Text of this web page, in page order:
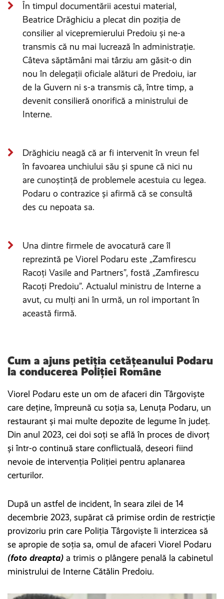
În timpul documentării acestui material,
Beatrice Drăghiciu a plecat din poziția de
consilier al vicepremierului Predoiu și ne-a
transmis că nu mai lucrează în administrație.
Câteva săptămâni mai târziu am găsit-o din
nou în delegații oficiale alături de Predoiu, iar
de la Guvern ni s-a transmis că, între timp, a
devenit consilieră onorifică a ministrului de
Interne.
Drăghiciu neagă că ar fi intervenit în vreun fel
în favoarea unchiului său și spune că nici nu
are cunoștință de problemele acestuia cu legea.
Podaru o contrazice și afirmă că se consultă
des cu nepoata sa.
Una dintre firmele de avocatură care îl
reprezintă pe Viorel Podaru este „Zamfirescu
Racoți Vasile and Partners”, fostă „Zamfirescu
Racoți Predoiu”. Actualul ministru de Interne a
avut, cu mulți ani în urmă, un rol important în
această firmă.
Cum a ajuns petiția cetățeanului Podaru
la conducerea Poliției Române
Viorel Podaru este un om de afaceri din Târgoviște
care deține, împreună cu soția sa, Lenuța Podaru, un
restaurant și mai multe depozite de legume în județ.
Din anul 2023, cei doi soți se află în proces de divorț
și într-o continuă stare conflictuală, deseori fiind
nevoie de intervenția Poliției pentru aplanarea
certurilor.
După un astfel de incident, în seara zilei de 14
decembrie 2023, supărat că primise ordin de restricție
provizoriu prin care Poliția Târgoviște îi interzicea să
se apropie de soția sa, omul de afaceri Viorel Podaru
(foto dreapta) a trimis o plângere penală la cabinetul
ministrului de Interne Cătălin Predoiu.